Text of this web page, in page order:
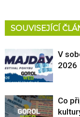
SOUVISEJÍCÍ
V
2026
Co